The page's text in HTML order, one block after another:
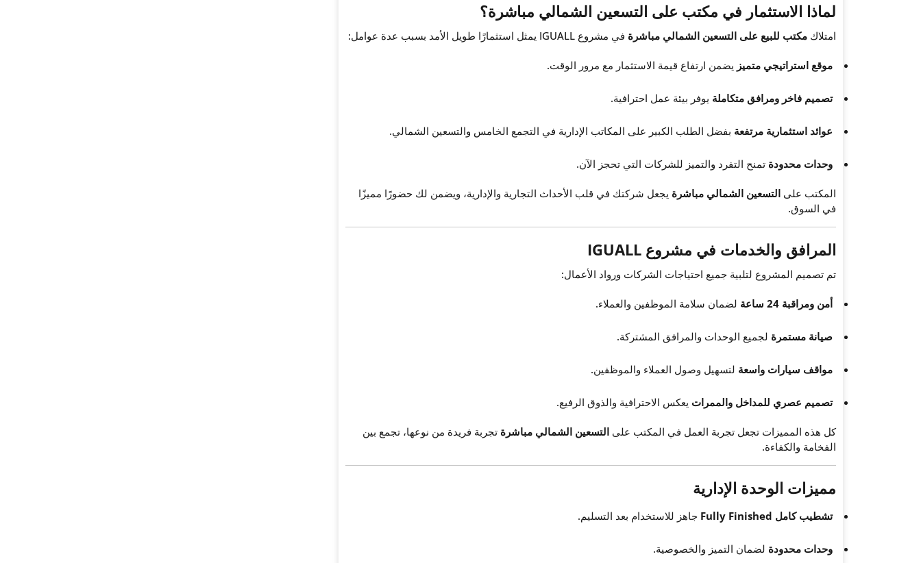
لماذا الاستثمار في مكتب على التسعين الشمالي مباشرة؟
امتلاك مكتب للبيع على التسعين الشمالي مباشرة في مشروع IGUALL يمثل استثمارًا طويل الأمد بسبب عدة عوامل:
موقع استراتيجي متميز يضمن ارتفاع قيمة الاستثمار مع مرور الوقت.
تصميم فاخر ومرافق متكاملة يوفر بيئة عمل احترافية.
عوائد استثمارية مرتفعة بفضل الطلب الكبير على المكاتب الإدارية في التجمع الخامس والتسعين الشمالي.
وحدات محدودة تمنح التفرد والتميز للشركات التي تحجز الآن.
المكتب على التسعين الشمالي مباشرة يجعل شركتك في قلب الأحداث التجارية والإدارية، ويضمن لك حضورًا مميزًا
في السوق.
المرافق والخدمات في مشروع IGUALL
تم تصميم المشروع لتلبية جميع احتياجات الشركات ورواد الأعمال:
أمن ومراقبة 24 ساعة لضمان سلامة الموظفين والعملاء.
صيانة مستمرة لجميع الوحدات والمرافق المشتركة.
مواقف سيارات واسعة لتسهيل وصول العملاء والموظفين.
تصميم عصري للمداخل والممرات يعكس الاحترافية والذوق الرفيع.
كل هذه المميزات تجعل تجربة العمل في المكتب على التسعين الشمالي مباشرة تجربة فريدة من نوعها، تجمع بين
الفخامة والكفاءة.
مميزات الوحدة الإدارية
تشطيب كامل Fully Finished جاهز للاستخدام بعد التسليم.
وحدات محدودة لضمان التميز والخصوصية.